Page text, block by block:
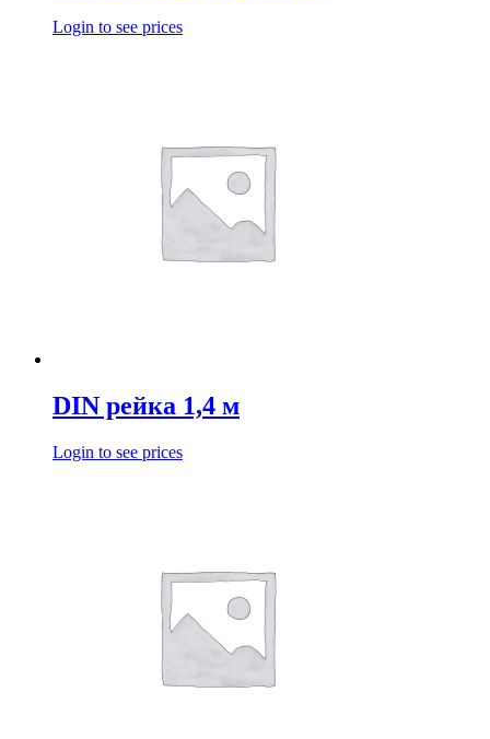
Login to see prices
DIN рейка 1,4 м
Login to see prices